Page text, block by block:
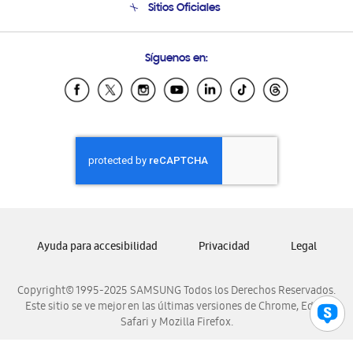
Soporte vía eMail
Sitios Oficiales
Samsung Ecuador
Samsung El Salvador
Samsung Honduras
Samsung Nicaragua
Samsung Panamá
Samsung Venezuela
Síguenos en:
Copyright© 1995-2025 SAMSUNG Todos los Derechos Reservados.
Este sitio se ve mejor en las últimas versiones de Chrome, Edge,
Safari y Mozilla Firefox.
Ayuda para accesibilidad Privacidad Legal